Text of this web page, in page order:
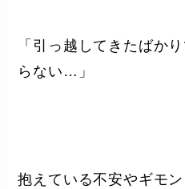
「引っ越してきたばか
らない…」
抱えている不安やギモ